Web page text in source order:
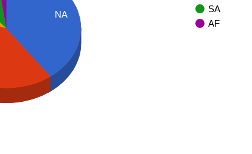
SA
AF
NA